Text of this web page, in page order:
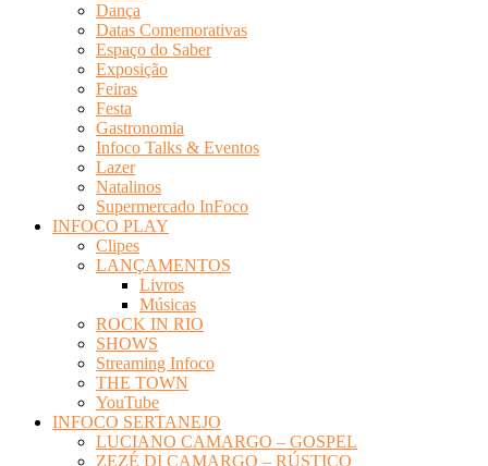
Dança
Datas Comemorativas
Espaço do Saber
Exposição
Feiras
Festa
Gastronomia
Infoco Talks & Eventos
Lazer
Natalinos
Supermercado InFoco
INFOCO PLAY
Clipes
LANÇAMENTOS
Livros
Músicas
ROCK IN RIO
SHOWS
Streaming Infoco
THE TOWN
YouTube
INFOCO SERTANEJO
LUCIANO CAMARGO – GOSPEL
ZEZÉ DI CAMARGO – RÚSTICO